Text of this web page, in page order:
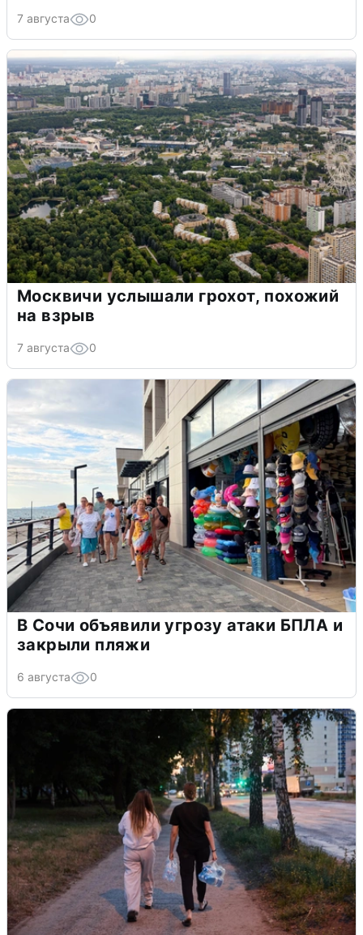
7 августа 0
Москвичи услышали грохот, похожий
на взрыв
7 августа 0
В Сочи объявили угрозу атаки БПЛА и
закрыли пляжи
6 августа 0